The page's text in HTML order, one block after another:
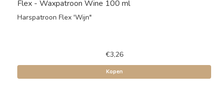
Flex - Waxpatroon Wine 100 ml
Harspatroon Flex 'Wijn"
€3,26
Kopen